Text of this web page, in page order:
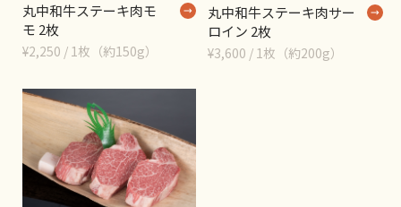
丸中和牛ステーキ肉モ
モ 2枚
¥2,250 / 1枚（約150g）
丸中和牛ステーキ肉サー
ロイン 2枚
¥3,600 / 1枚（約200g）